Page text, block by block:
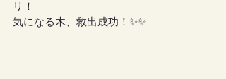
リ！
気になる木、救出成功！✨✨